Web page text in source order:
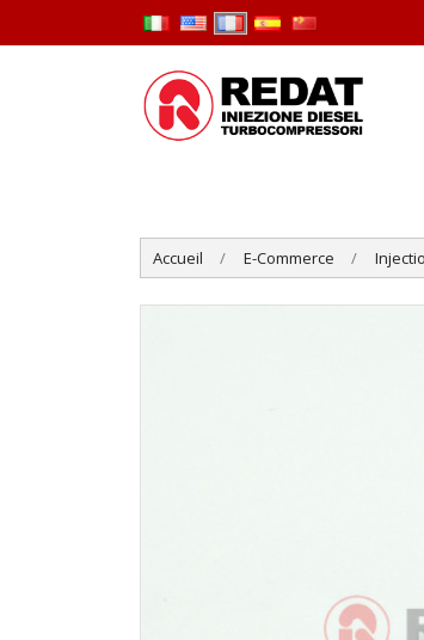
Accueil E-Commerce